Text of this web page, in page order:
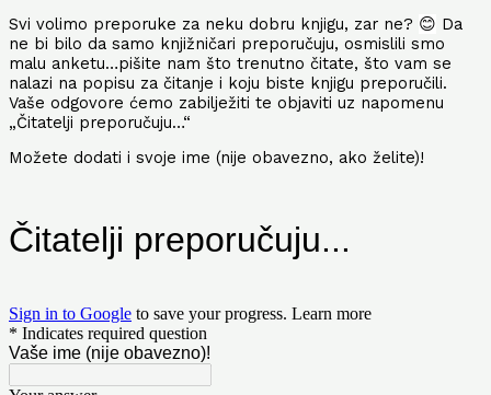
Svi volimo preporuke za neku dobru knjigu, zar ne? 😊 Da
ne bi bilo da samo knjižničari preporučuju, osmislili smo
malu anketu…pišite nam što trenutno čitate, što vam se
nalazi na popisu za čitanje i koju biste knjigu preporučili.
Vaše odgovore ćemo zabilježiti te objaviti uz napomenu
„Čitatelji preporučuju…“
Možete dodati i svoje ime (nije obavezno, ako želite)!